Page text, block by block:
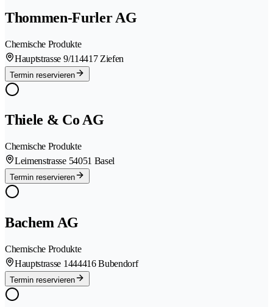
Thommen-Furler AG
Chemische Produkte
Hauptstrasse 9/114417 Ziefen
Termin reservieren
Thiele & Co AG
Chemische Produkte
Leimenstrasse 54051 Basel
Termin reservieren
Bachem AG
Chemische Produkte
Hauptstrasse 1444416 Bubendorf
Termin reservieren